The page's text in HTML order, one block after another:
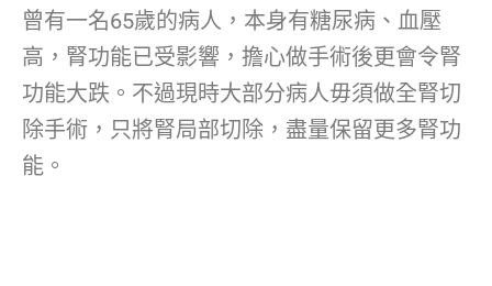
曾有一名65歲的病人，本身有糖尿病、血壓
高，腎功能已受影響，擔心做手術後更會令腎
功能大跌。不過現時大部分病人毋須做全腎切
除手術，只將腎局部切除，盡量保留更多腎功
能。